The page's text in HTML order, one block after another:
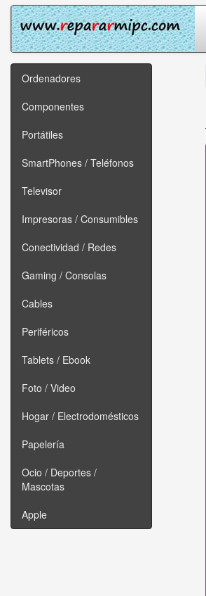
Ordenadores
Componentes
Portátiles
SmartPhones / Teléfonos
Televisor
Impresoras / Consumibles
Conectividad / Redes
Gaming / Consolas
Cables
Periféricos
Tablets / Ebook
Foto / Video
Hogar / Electrodomésticos
Papelería
Ocio / Deportes /
Mascotas
Apple